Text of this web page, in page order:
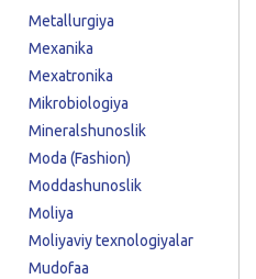
Metallurgiya
Mexanika
Mexatronika
Mikrobiologiya
Mineralshunoslik
Moda (Fashion)
Moddashunoslik
Moliya
Moliyaviy texnologiyalar
Mudofaa